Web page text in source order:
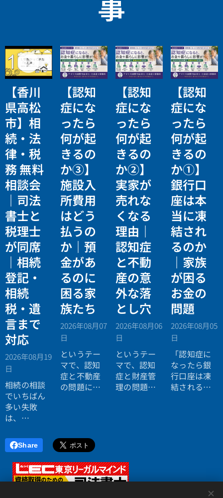
【香川
県高松
市】相
続・法
律・税
務 無料
相談会
｜司法
書士と
税理士
が同席
｜相続
登記・
相続
税・遺
言まで
対応
2026年08月19
日
相続の相談
でいちばん
多い失敗
は、
行ったら登
記の話がで
きず、司法
書士に行っ
たら税金が
【認知
症にな
ったら
何が起
きるの
か③】
施設入
所費用
はどう
払うの
か｜預
金があ
るのに
困る家
族たち
2026年08月07
日
というテー
マで、認知
症と不動産
の問題につ
【認知
症にな
ったら
何が起
きるの
か②】
実家が
売れな
くなる
理由｜
認知症
と不動
産の意
外な落
とし穴
2026年08月06
日
というテー
マで、認知
症と財産管
理の問題に
【認知
症にな
ったら
何が起
きるの
か①】
銀行口
座は本
当に凍
結され
るのか
｜家族
が困る
お金の
問題
2026年08月05
日
「認知症に
なったら銀
行口座は凍
結されると
Share